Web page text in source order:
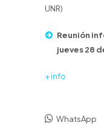
UNR)
Reunión
jueves 28
+ info
WhatsApp